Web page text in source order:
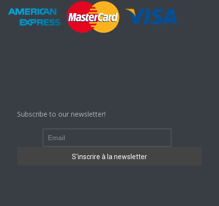
Subscribe to our newsletter!